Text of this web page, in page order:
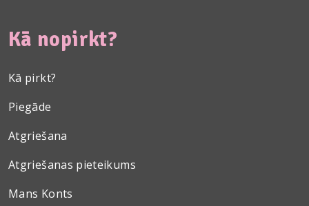
Kā nopirkt?
Kā pirkt?
Piegāde
Atgriešana
Atgriešanas pieteikums
Mans Konts